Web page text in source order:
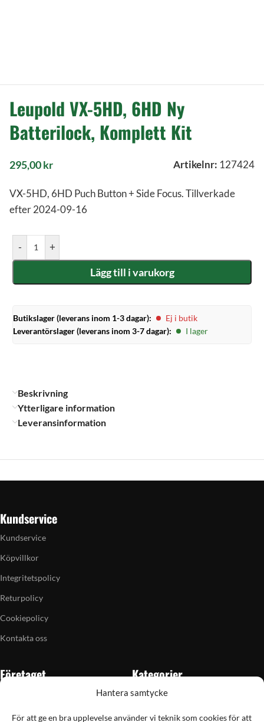
Hantera samtycke
För att ge en bra upplevelse använder vi teknik som cookies för att
Leupold VX-5HD, 6HD Ny
Batterilock, Komplett Kit
295,00kr Artikelnr: 127424
VX-5HD, 6HD Puch Button + Side Focus. Tillverkade
efter 2024-09-16
- +
Lägg till i varukorg
Butikslager (leverans inom 1-3 dagar):
Ej i butik
Leverantörslager (leverans inom 3-7 dagar):
I lager
Beskrivning
Ytterligare information
Leveransinformation
Kundservice
Kundservice
Köpvillkor
Integritetspolicy
Returpolicy
Cookiepolicy
Kontakta oss
Företaget
Butiken i Vellinge
Kategorier
Skytte
Jakt & fiske